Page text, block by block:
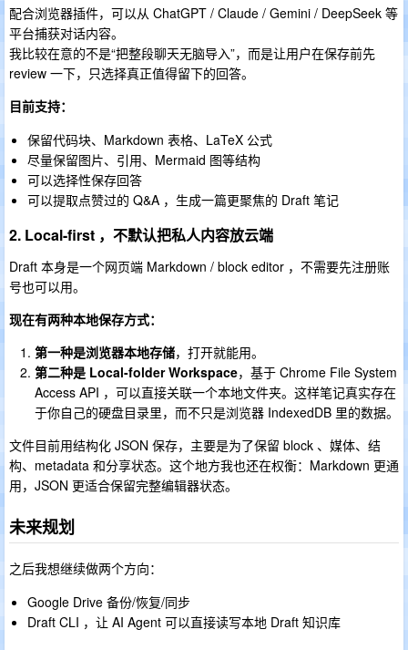
配合浏览器插件，可以从 ChatGPT / Claude / Gemini / DeepSeek 等
平台捕获对话内容。
我比较在意的不是“把整段聊天无脑导入”，而是让用户在保存前先
review 一下，只选择真正值得留下的回答。
目前支持：
保留代码块、Markdown 表格、LaTeX 公式
尽量保留图片、引用、Mermaid 图等结构
可以选择性保存回答
可以提取点赞过的 Q&A ，生成一篇更聚焦的 Draft 笔记
2. Local-first ，不默认把私人内容放云端
Draft 本身是一个网页端 Markdown / block editor ，不需要先注册账
号也可以用。
现在有两种本地保存方式：
第一种是浏览器本地存储，打开就能用。
第二种是 Local-folder Workspace，基于 Chrome File System
Access API ，可以直接关联一个本地文件夹。这样笔记真实存在
于你自己的硬盘目录里，而不只是浏览器 IndexedDB 里的数据。
文件目前用结构化 JSON 保存，主要是为了保留 block 、媒体、结
构、metadata 和分享状态。这个地方我也还在权衡：Markdown 更通
用，JSON 更适合保留完整编辑器状态。
未来规划
之后我想继续做两个方向：
Google Drive 备份/恢复/同步
Draft CLI ，让 AI Agent 可以直接读写本地 Draft 知识库